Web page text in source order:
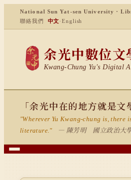
National Sun Yat-sen University ·
聯絡我們
中文·English
余光中數位文
Kwang-Chung Yu's Digital
「余光中在的地方就是文
"Wherever Yu Kwang-chung is, there
literature."
— 陳芳明 國立政治大